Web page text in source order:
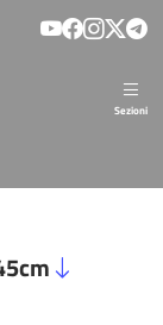
Sezioni